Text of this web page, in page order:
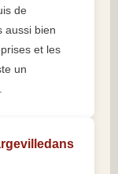
de
aussi bien
et les
un